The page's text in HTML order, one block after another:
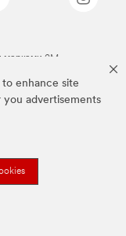
enhance site
you advertisements
марками 3M.